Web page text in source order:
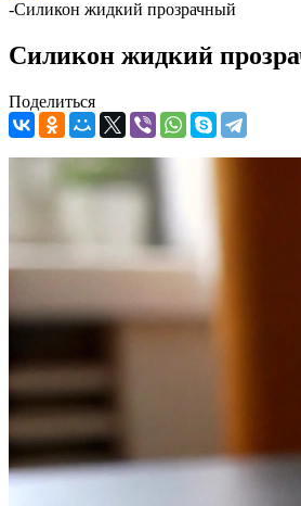
-Силикон жидкий прозрачный
Силикон жидкий
Поделиться